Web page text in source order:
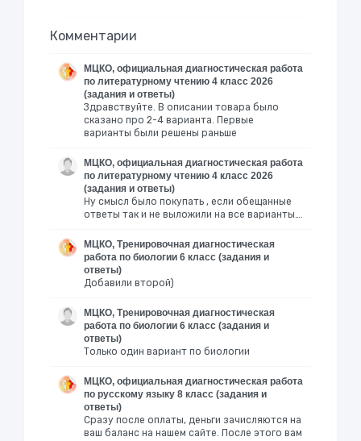
Комментарии
МЦКО, официальная диагностическая работа
по литературному чтению 4 класс 2026
(задания и ответы)
Здравствуйте. В описании товара было
сказано про 2-4 варианта. Первые
варианты были решены раньше
МЦКО, официальная диагностическая работа
по литературному чтению 4 класс 2026
(задания и ответы)
Ну смысл было покупать , если обещанные
ответы так и не выложили на все варианты….
МЦКО, Тренировочная диагностическая
работа по биологии 6 класс (задания и
ответы)
Добавили второй)
МЦКО, Тренировочная диагностическая
работа по биологии 6 класс (задания и
ответы)
Только один вариант по биологии
МЦКО, официальная диагностическая работа
по русскому языку 8 класс (задания и
ответы)
Сразу после оплаты, деньги зачисляются на
ваш баланс на нашем сайте. После этого вам